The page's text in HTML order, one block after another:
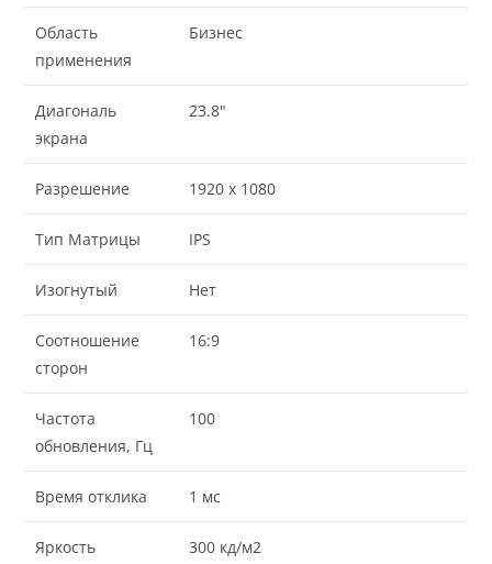
Область
применения
Бизнес
Диагональ
экрана
23.8"
Разрешение 1920 x 1080
Тип Матрицы IPS
Изогнутый Нет
Соотношение
сторон
16:9
Частота
обновления, Гц
100
Время отклика 1 мс
Яркость 300 кд/м2